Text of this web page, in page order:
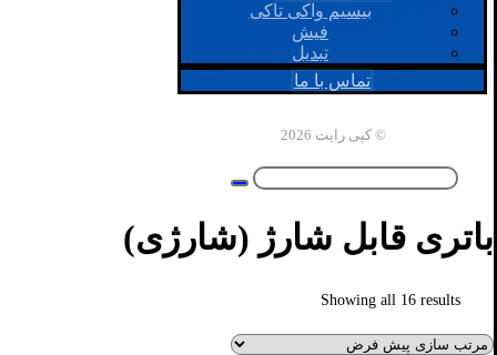
بیسیم واکی تاکی
فیش
تبدیل
تماس با ما
© کپی رایت 2026
باتری قابل شارژ (شارژی)
Showing all 16 results